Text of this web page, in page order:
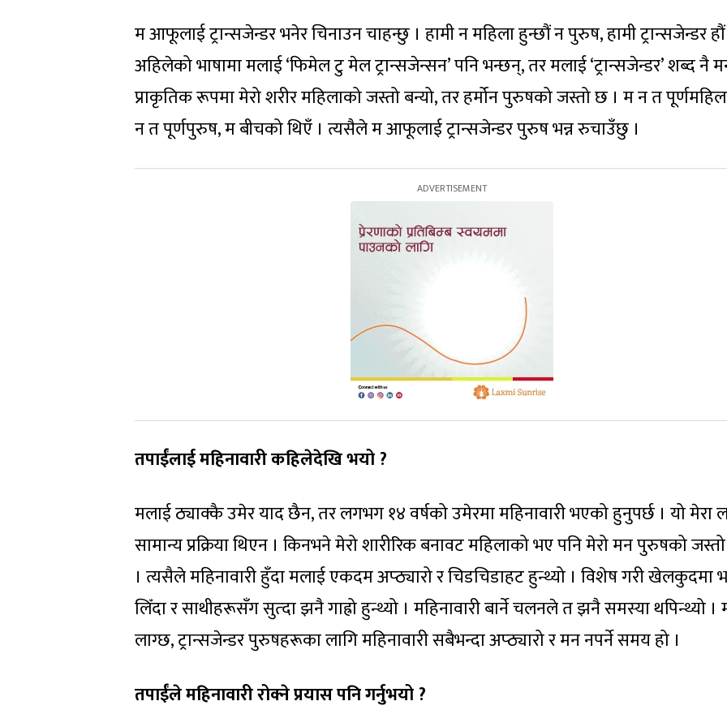
म आफूलाई ट्रान्सजेन्डर भनेर चिनाउन चाहन्छु । हामी न महिला हुन्छौं न पुरुष, हामी ट्रान्सजेन्डर हौं
अहिलेको भाषामा मलाई ‘फिमेल टु मेल ट्रान्सजेन्सन’ पनि भन्छन्, तर मलाई ‘ट्रान्सजेन्डर’ शब्द नै
प्राकृतिक रूपमा मेरो शरीर महिलाको जस्तो बन्यो, तर हर्मोन पुरुषको जस्तो छ । म न त
न त पूर्णपुरुष, म बीचको थिएँ । त्यसैले म आफूलाई ट्रान्सजेन्डर पुरुष भन्न रुचाउँछु ।
तपाईंलाई महिनावारी कहिलेदेखि भयो ?
मलाई ठ्याक्कै उमेर याद छैन, तर लगभग १४ वर्षको उमेरमा महिनावारी भएको हुनुपर्छ । यो मेरा
सामान्य प्रक्रिया थिएन । किनभने मेरो शारीरिक बनावट महिलाको भए पनि मेरो मन पुरुषको
। त्यसैले महिनावारी हुँदा मलाई एकदम अप्ठ्यारो र चिडचिडाहट हुन्थ्यो । विशेष गरी खेलकुदमा
लिँदा र साथीहरूसँग सुत्दा झनै गाह्रो हुन्थ्यो । महिनावारी बार्ने चलनले त झनै समस्या थपिन्थ्यो ।
लाग्छ, ट्रान्सजेन्डर पुरुषहरूका लागि महिनावारी सबैभन्दा अप्ठ्यारो र मन नपर्ने समय हो ।
तपाईंले महिनावारी रोक्ने प्रयास पनि गर्नुभयो ?